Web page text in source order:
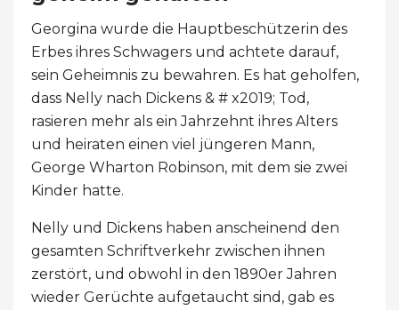
Georgina wurde die Hauptbeschützerin des
Erbes ihres Schwagers und achtete darauf,
sein Geheimnis zu bewahren. Es hat geholfen,
dass Nelly nach Dickens & # x2019; Tod,
rasieren mehr als ein Jahrzehnt ihres Alters
und heiraten einen viel jüngeren Mann,
George Wharton Robinson, mit dem sie zwei
Kinder hatte.
Nelly und Dickens haben anscheinend den
gesamten Schriftverkehr zwischen ihnen
zerstört, und obwohl in den 1890er Jahren
wieder Gerüchte aufgetaucht sind, gab es